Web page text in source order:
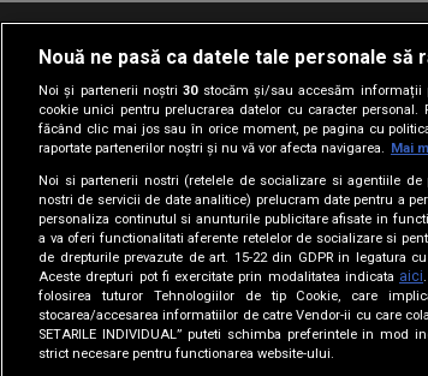
Termeni si conditii
Nouă ne pasă ca datele tale personale să
Noi și partenerii noștri30stocăm și/sau accesăm informații
cookie unici pentru prelucrarea datelor cu caracter personal.
făcând clic mai jos sau în orice moment, pe pagina cu
raportate partenerilor noștri și nu vă vor afecta navigarea. Mai
Noi si partenerii nostri (retelele de socializare si agentiile
nostri de servicii de date analitice) prelucram date pentru a
personaliza continutul si anunturile publicitare afisate in
a va oferi functionalitati aferente retelelor de socializare si
de drepturile prevazute de art. 15-22 din GDPR in legatura
Aceste drepturi pot fi exercitate prin modalitatea indicata aici
folosirea tuturor Tehnologiilor de tip Cookie, care
stocarea/accesarea informatiilor de catre Vendor-ii cu care
SETARILE INDIVIDUAL” puteti schimba preferintele in mod
strict necesare pentru functionarea website-ului.